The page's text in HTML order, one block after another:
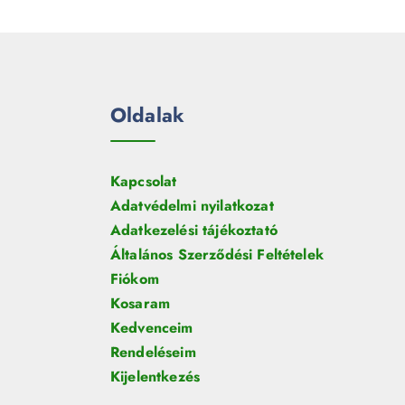
Oldalak
Kapcsolat
Adatvédelmi nyilatkozat
Adatkezelési tájékoztató
Általános Szerződési Feltételek
Fiókom
Kosaram
Kedvenceim
Rendeléseim
Kijelentkezés